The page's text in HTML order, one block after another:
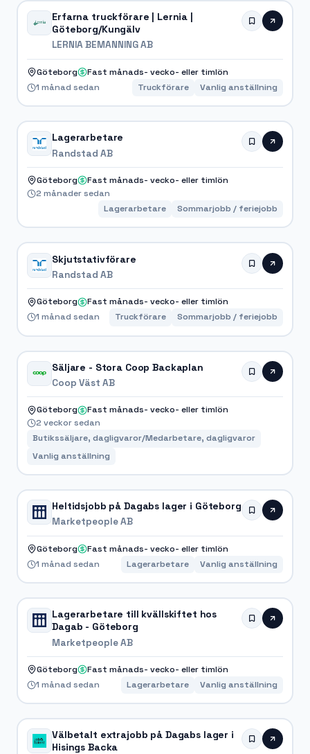
Erfarna truckförare | Lernia |
Göteborg/Kungälv
LERNIA BEMANNING AB
Göteborg
Fast månads- vecko- eller timlön
1 månad sedan
Truckförare Vanlig anställning
Lagerarbetare
Randstad AB
Göteborg
Fast månads- vecko- eller timlön
2 månader sedan
Lagerarbetare
Sommarjobb / feriejobb
Skjutstativförare
Randstad AB
Göteborg
Fast månads- vecko- eller timlön
1 månad sedan
Truckförare Sommarjobb / feriejobb
Säljare - Stora Coop Backaplan
Coop Väst AB
Göteborg
Fast månads- vecko- eller timlön
2 veckor sedan
Butikssäljare, dagligvaror/Medarbetare, dagligvaror
Vanlig anställning
Heltidsjobb på Dagabs lager i Göteborg
Marketpeople AB
Göteborg
Fast månads- vecko- eller timlön
1 månad sedan
Lagerarbetare Vanlig anställning
Lagerarbetare till kvällskiftet hos
Dagab - Göteborg
Marketpeople AB
Göteborg
Fast månads- vecko- eller timlön
1 månad sedan
Lagerarbetare Vanlig anställning
Välbetalt extrajobb på Dagabs lager i
Hisings Backa